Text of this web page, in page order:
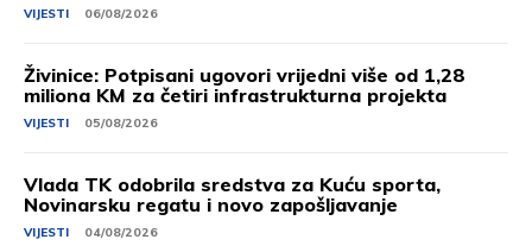
VIJESTI 06/08/2026
Živinice: Potpisani ugovori vrijedni više od 1,28
miliona KM za četiri infrastrukturna projekta
VIJESTI 05/08/2026
Vlada TK odobrila sredstva za Kuću sporta,
Novinarsku regatu i novo zapošljavanje
VIJESTI 04/08/2026